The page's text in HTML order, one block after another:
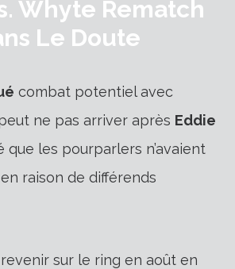
Whyte Rematch
Le Doute
combat potentiel avec
ne pas arriver après Eddie
que les pourparlers n’avaient
raison de différends
sur le ring en août en